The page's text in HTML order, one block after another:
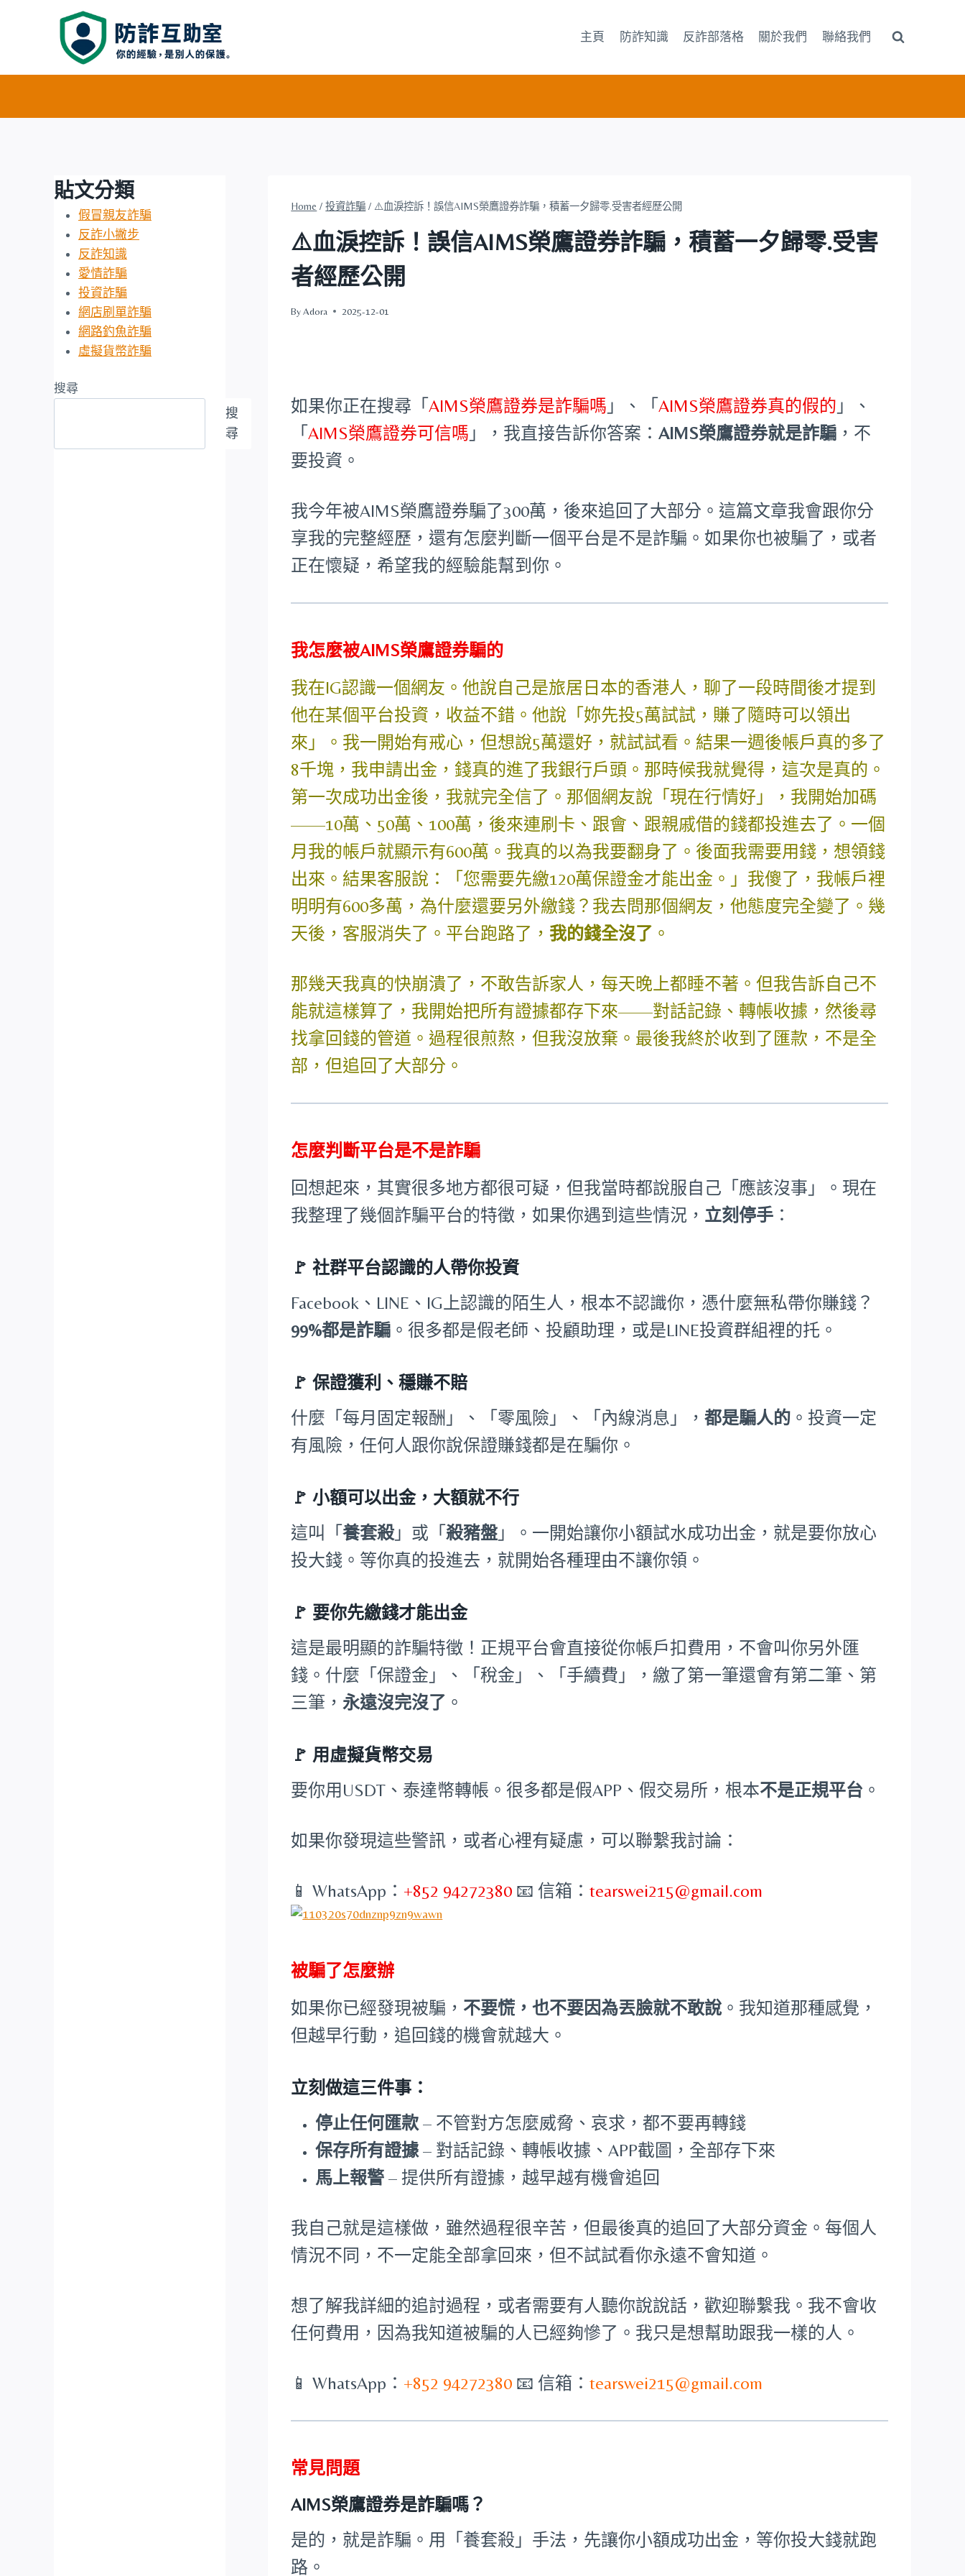
主頁 防詐知識 反詐部落格 關於我們 聯絡我們
Home / 投資詐騙 / ⚠️血淚控訴！誤信AIMS榮鷹證券詐騙，積蓄一夕歸零.受害者經歷公開
⚠️血淚控訴！誤信AIMS榮鷹證券詐騙，積蓄一夕歸零.受害
者經歷公開
By Adora 2025-12-01
如果你正在搜尋「AIMS榮鷹證券是詐騙嗎 」、「AIMS榮鷹證券真的假的 」、
「AIMS榮鷹證券可信嗎 」，我直接告訴你答案：AIMS榮鷹證券就是詐騙 ，不
要投資。
我今年被AIMS榮鷹證券騙了300萬，後來追回了大部分。這篇文章我會跟你分
享我的完整經歷，還有怎麼判斷一個平台是不是詐騙。如果你也被騙了，或者
正在懷疑，希望我的經驗能幫到你。
我怎麼被AIMS榮鷹證券騙的
我在IG認識一個網友。他說自己是旅居日本的香港人，聊了一段時間後才提到
他在某個平台投資，收益不錯。他說「妳先投5萬試試，賺了隨時可以領出
來」。我一開始有戒心，但想說5萬還好，就試試看。結果一週後帳戶真的多了
8千塊，我申請出金，錢真的進了我銀行戶頭。那時候我就覺得，這次是真的。
第一次成功出金後，我就完全信了。那個網友說「現在行情好」，我開始加碼
——10萬、50萬、100萬，後來連刷卡、跟會、跟親戚借的錢都投進去了。一個
月我的帳戶就顯示有600萬。我真的以為我要翻身了。後面我需要用錢，想領錢
出來。結果客服說：「您需要先繳120萬保證金才能出金。」我傻了，我帳戶裡
明明有600多萬，為什麼還要另外繳錢？我去問那個網友，他態度完全變了。幾
天後，客服消失了。平台跑路了， 我的錢全沒了 。
那幾天我真的快崩潰了，不敢告訴家人，每天晚上都睡不著。但我告訴自己不
能就這樣算了，我開始把所有證據都存下來——對話記錄、轉帳收據，然後尋
找拿回錢的管道。過程很煎熬，但我沒放棄。最後我終於收到了匯款，不是全
部，但追回了大部分。
怎麼判斷平台是不是詐騙
回想起來，其實很多地方都很可疑，但我當時都說服自己「應該沒事」。現在
我整理了幾個詐騙平台的特徵，如果你遇到這些情況， 立刻停手 ：
🚩社群平台認識的人帶你投資
Facebook、LINE、IG上認識的陌生人，根本不認識你，憑什麼無私帶你賺錢？
99%都是詐騙 。很多都是假老師、投顧助理，或是LINE投資群組裡的托。
🚩保證獲利、穩賺不賠
什麼「每月固定報酬」、「零風險」、「內線消息」，都是騙人的 。投資一定
有風險，任何人跟你說保證賺錢都是在騙你。
🚩小額可以出金，大額就不行
這叫「養套殺」或「 殺豬盤 」。一開始讓你小額試水成功出金，就是要你放心
投大錢。等你真的投進去，就開始各種理由不讓你領。
🚩 要你先繳錢才能出金
這是最明顯的詐騙特徵！正規平台會直接從你帳戶扣費用，不會叫你另外匯
錢。什麼「保證金」、「稅金」、「手續費」，繳了第一筆還會有第二筆、第
三筆， 永遠沒完沒了 。
🚩 用虛擬貨幣交易
要你用USDT、泰達幣轉帳。很多都是假APP、假交易所，根本不是正規平台 。
如果你發現這些警訊，或者心裡有疑慮，可以聯繫我討論：
📱 WhatsApp： +852 94272380 📧 信箱：tearswei215@gmail.com
被騙了怎麼辦
如果你已經發現被騙， 不要慌，也不要因為丟臉就不敢說 。我知道那種感覺，
但越早行動，追回錢的機會就越大。
立刻做這三件事：
停止任何匯款 – 不管對方怎麼威脅、哀求，都不要再轉錢
保存所有證據 – 對話記錄、轉帳收據、APP截圖，全部存下來
馬上報警 – 提供所有證據，越早越有機會追回
我自己就是這樣做，雖然過程很辛苦，但最後真的追回了大部分資金。每個人
情況不同，不一定能全部拿回來，但不試試看你永遠不會知道。
想了解我詳細的追討過程，或者需要有人聽你說說話，歡迎聯繫我。我不會收
任何費用，因為我知道被騙的人已經夠慘了。我只是想幫助跟我一樣的人。
📱 WhatsApp： +852 94272380 📧 信箱：tearswei215@gmail.com
常見問題
AIMS榮鷹證券是詐騙嗎？
是的，就是詐騙。用「養套殺」手法，先讓你小額成功出金，等你投大錢就跑
路。
貼文分類
假冒親友詐騙
反詐小撇步
反詐知識
愛情詐騙
投資詐騙
網店刷單詐騙
網路釣魚詐騙
虛擬貨幣詐騙
搜尋
搜
尋